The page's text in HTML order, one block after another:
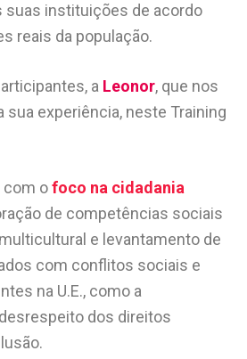
suas instituições de acordo
reais da população.
a Leonor, que nos
experiência, neste Training
com ofoco na cidadania
de competências sociais
e levantamento de
com conflitos sociais e
na U.E., como a
dos direitos